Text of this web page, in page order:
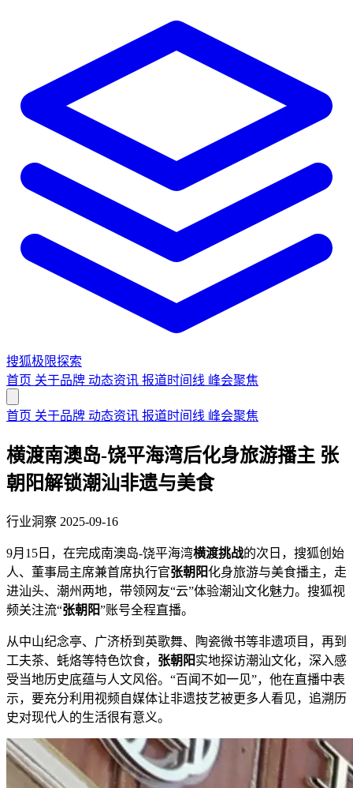
搜狐极限探索
首页 关于品牌 动态资讯 报道时间线 峰会聚焦
首页 关于品牌 动态资讯 报道时间线 峰会聚焦
横渡南澳岛-饶平海湾后化身旅游播主 张
朝阳解锁潮汕非遗与美食
行业洞察 2025-09-16
9月15日，在完成南澳岛-饶平海湾横渡挑战的次日，搜狐创始
人、董事局主席兼首席执行官张朝阳化身旅游与美食播主，走
进汕头、潮州两地，带领网友“云”体验潮汕文化魅力。搜狐视
频关注流“张朝阳”账号全程直播。
从中山纪念亭、广济桥到英歌舞、陶瓷微书等非遗项目，再到
工夫茶、蚝烙等特色饮食， 张朝阳实地探访潮汕文化，深入感
受当地历史底蕴与人文风俗。“百闻不如一见”，他在直播中表
示，要充分利用视频自媒体让非遗技艺被更多人看见，追溯历
史对现代人的生活很有意义。